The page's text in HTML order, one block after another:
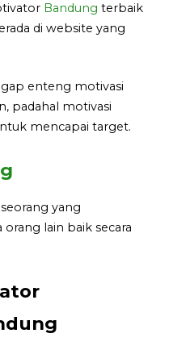
Bandung terbaik
di website yang
enteng motivasi
padahal motivasi
mencapai target.
yang
lain baik secara